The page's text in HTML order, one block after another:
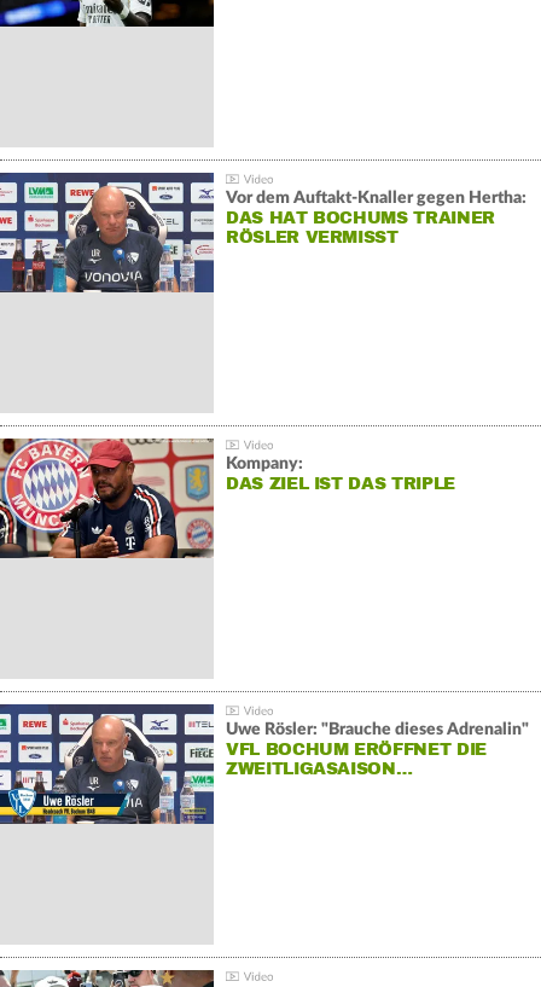
Vor dem Auftakt-Knaller gegen Hertha:
DAS HAT BOCHUMS TRAINER
RÖSLER VERMISST
Kompany:
DAS ZIEL IST DAS TRIPLE
Uwe Rösler: "Brauche dieses Adrenalin"
VFL BOCHUM ERÖFFNET DIE
ZWEITLIGASAISON…